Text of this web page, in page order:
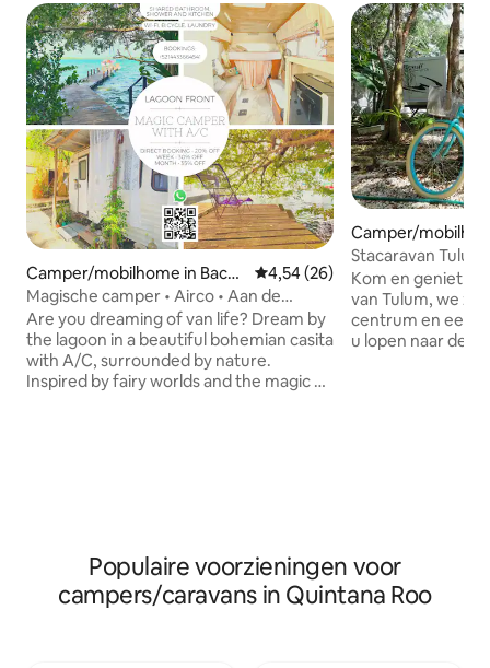
Camper/mobilhome in Bacal
ar
Gemiddelde beoordeling van
4,54 (26)
Magische camper • Airco • Aan de
lagune
Are you dreaming of van life? Dream by
the lagoon in a beautiful bohemian casita
with A/C, surrounded by nature.
Inspired by fairy worlds and the magic of
Camper/
Stacaravan
Kom en geniet
van Tulum, we
centrum en een
u lopen naar de
Populaire voorzieningen voor
campers/caravans in Quintana Roo